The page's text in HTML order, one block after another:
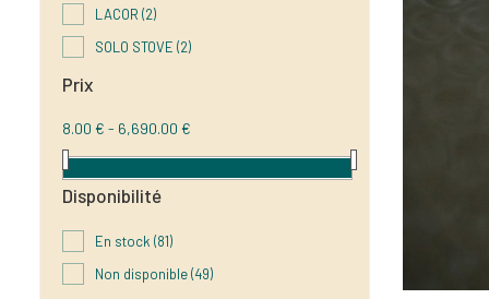
LACOR (2)
SOLO STOVE (2)
Prix
8.00 € - 6,690.00 €
Disponibilité
En stock (81)
Non disponible(49)